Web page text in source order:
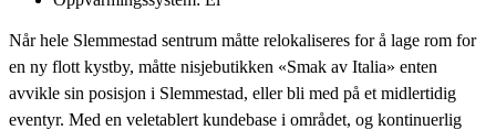
Når hele Slemmestad sentrum måtte relokaliseres for å lage rom for
en ny flott kystby, måtte nisjebutikken «Smak av Italia» enten
avvikle sin posisjon i Slemmestad, eller bli med på et midlertidig
eventyr. Med en veletablert kundebase i området, og kontinuerlig